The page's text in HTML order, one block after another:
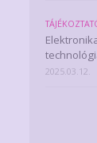
2025.03.12.